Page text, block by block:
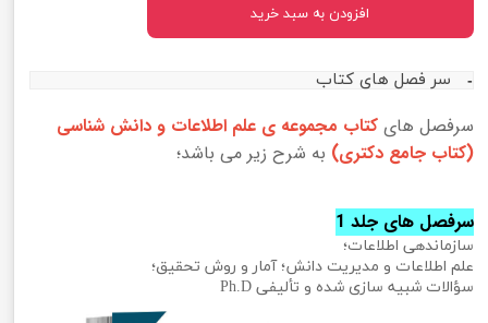
افزودن به سبد خرید
سر فصل های کتاب
سرفصل های کتاب مجموعه ی علم اطلاعات و دانش شناسی
(کتاب جامع دکتری) به شرح زیر می باشد؛
سرفصل های جلد 1
سازماندهی اطلاعات؛
علم اطلاعات و مدیریت دانش؛ آمار و روش تحقیق؛
سؤالات شبیه سازی شده و تألیفی Ph.D